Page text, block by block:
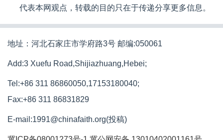
代表本网观点，转载的目的只在于传递分享更多信息。
地址：河北石家庄市学府路3号 邮编:050061
Add:3 Xuefu Road,Shijiazhuang,Hebei;
Tel:+86 311 86860050,17153180040;
Fax:+86 311 86831829
E-mail:1991@chinafaith.org(投稿)